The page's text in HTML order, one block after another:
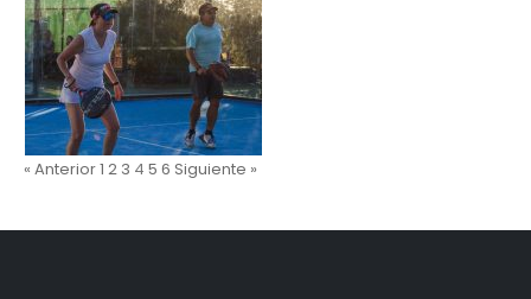
« Anterior1 2 3 4 5 6 Siguiente »